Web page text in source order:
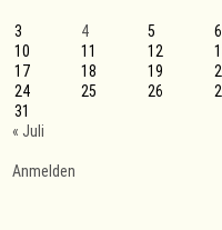
3
4 5 6
10
11 12
17
18 19
24
25 26
31
« Juli
Anmelden